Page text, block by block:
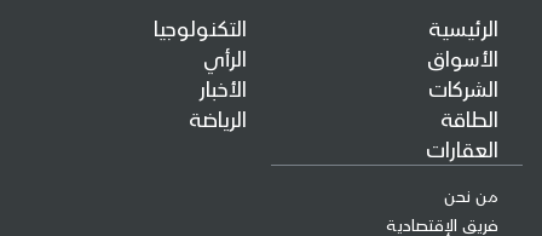
الرئيسية
الأسواق
الشركات
الطاقة
العقارات
التكنولوجيا
الرأي
الأخبار
الرياضة
من نحن
فريق الإقتصادية